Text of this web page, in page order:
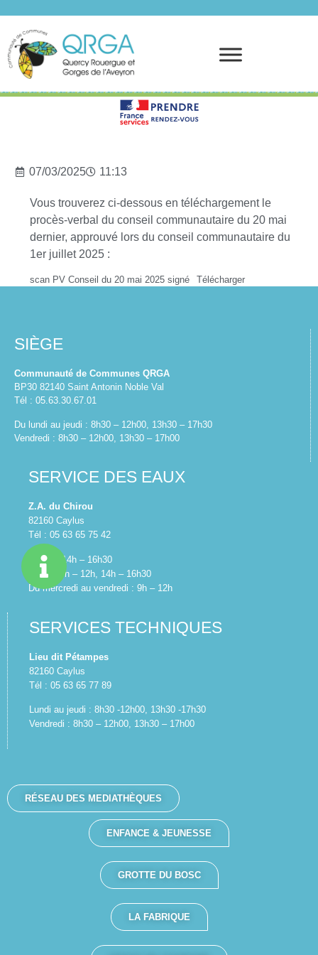
07/03/2025 11:13
Vous trouverez ci-dessous en téléchargement le
procès-verbal du conseil communautaire du 20 mai
dernier, approuvé lors du conseil communautaire du
1er juillet 2025 :
scan PV Conseil du 20 mai 2025 signé Télécharger
SIÈGE
Communauté de Communes QRGA
BP30 82140 Saint Antonin Noble Val
Tél : 05.63.30.67.01
Du lundi au jeudi : 8h30 – 12h00, 13h30 – 17h30
Vendredi : 8h30 – 12h00, 13h30 – 17h00
SERVICE DES EAUX
Z.A. du Chirou
82160 Caylus
Tél : 05 63 65 75 42
Lundi : 14h – 16h30
Mardi : 9h – 12h, 14h – 16h30
Du mercredi au vendredi : 9h – 12h
SERVICES TECHNIQUES
Lieu dit Pétampes
82160 Caylus
Tél : 05 63 65 77 89
Lundi au jeudi : 8h30 -12h00, 13h30 -17h30
Vendredi : 8h30 – 12h00, 13h30 – 17h00
RÉSEAU DES MEDIATHÈQUES
ENFANCE & JEUNESSE
GROTTE DU BOSC
LA FABRIQUE